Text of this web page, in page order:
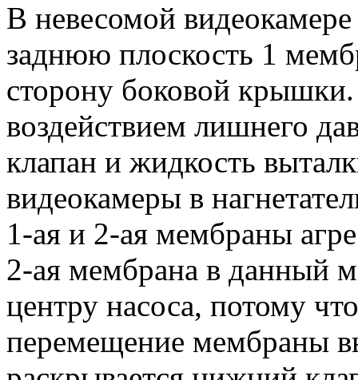
В невесомой
заднюю плоскость 1
сторону боковой
воздействием лишнего
клапан и жидкость
видеокамеры в
1-ая и 2-ая мембраны
2-ая мембрана в данный
центру насоса, потому
перемещение мембраны